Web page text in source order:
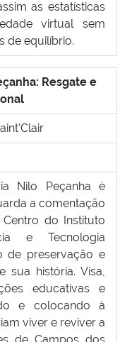
as estatísticas
virtual sem
de equilíbrio.
Resgate e
Nilo Peçanha é
a comentação
do Instituto
e Tecnologia
de preservação e
sua história. Visa,
educativas e
e colocando à
viver e reviver a